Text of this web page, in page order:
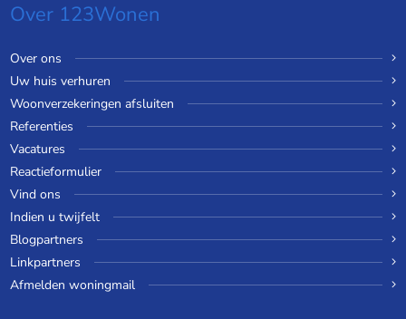
Over 123Wonen
Over ons
Uw huis verhuren
Woonverzekeringen afsluiten
Referenties
Vacatures
Reactieformulier
Vind ons
Indien u twijfelt
Blogpartners
Linkpartners
Afmelden woningmail